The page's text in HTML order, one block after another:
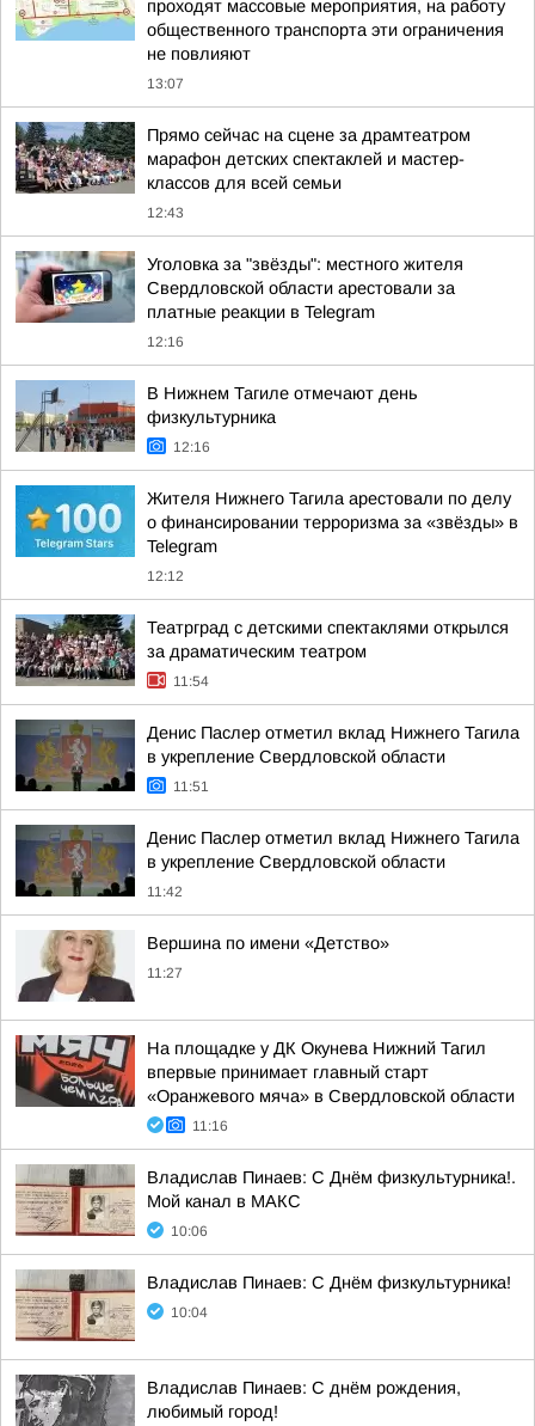
проходят массовые мероприятия, на работу
общественного транспорта эти ограничения
не повлияют
13:07
Прямо сейчас на сцене за драмтеатром
марафон детских спектаклей и мастер-
классов для всей семьи
12:43
Уголовка за "звёзды": местного жителя
Свердловской области арестовали за
платные реакции в Telegram
12:16
В Нижнем Тагиле отмечают день
физкультурника
12:16
Жителя Нижнего Тагила арестовали по делу
о финансировании терроризма за «звёзды» в
Telegram
12:12
Театрград с детскими спектаклями открылся
за драматическим театром
11:54
Денис Паслер отметил вклад Нижнего Тагила
в укрепление Свердловской области
11:51
Денис Паслер отметил вклад Нижнего Тагила
в укрепление Свердловской области
11:42
Вершина по имени «Детство»
11:27
На площадке у ДК Окунева Нижний Тагил
впервые принимает главный старт
«Оранжевого мяча» в Свердловской области
11:16
Владислав Пинаев: С Днём физкультурника!.
Мой канал в МАКС
10:06
Владислав Пинаев: С Днём физкультурника!
10:04
Владислав Пинаев: С днём рождения,
любимый город!